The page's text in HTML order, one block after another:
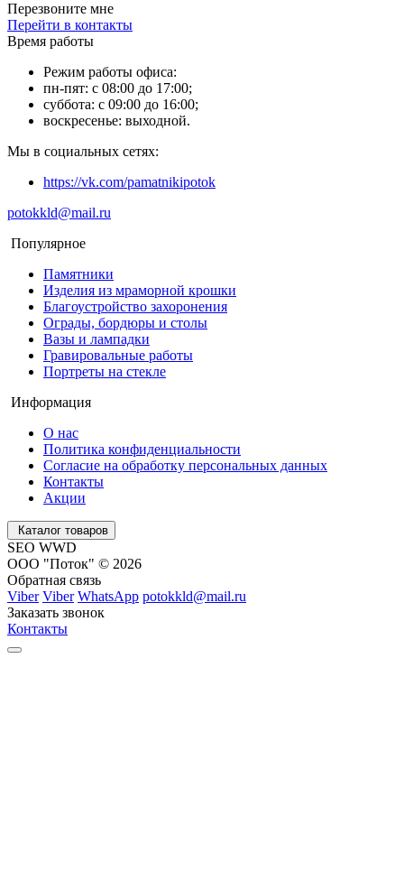
Перезвоните мне
Перейти в контакты
Время работы
Режим работы офиса:
пн-пят: с 08:00 до 17:00;
суббота: с 09:00 до 16:00;
воскресенье: выходной.
Мы в социальных сетях:
https://vk.com/pamatnikipotok
potokkld@mail.ru
Популярное
Памятники
Изделия из мраморной крошки
Благоустройство захоронения
Ограды, бордюры и столы
Вазы и лампадки
Гравировальные работы
Портреты на стекле
Информация
О нас
Политика конфиденциальности
Согласие на обработку персональных данных
Контакты
Акции
Каталог товаров
SEO WWD
ООО "Поток" © 2026
Обратная связь
Viber Viber WhatsApp potokkld@mail.ru
Заказать звонок
Контакты